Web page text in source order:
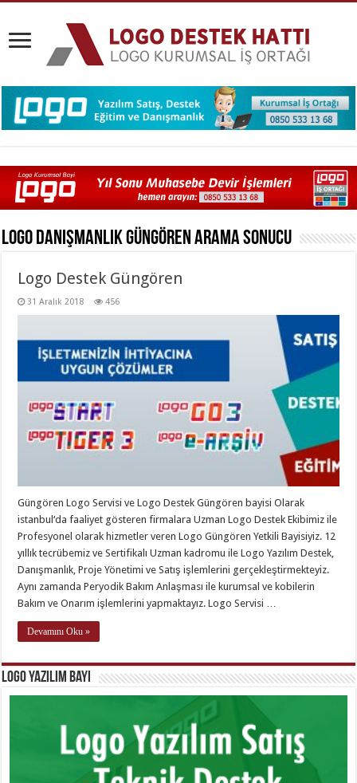
Logo Danışmanlık GüngörenArama Sonucu
Logo Destek Güngören
31 Aralık 2018 456
Güngören Logo Servisi ve Logo Destek Güngören bayisi Olarak
istanbul‘da faaliyet gösteren firmalara Uzman Logo Destek Ekibimiz ile
Profesyonel olarak hizmetler veren Logo Güngören Yetkili Bayisiyiz. 12
yıllık tecrübemiz ve Sertifikalı Uzman kadromu ile Logo Yazılım Destek,
Danışmanlık, Proje Yönetimi ve Satış işlemlerini gerçekleştirmekteyiz.
Aynı zamanda Peryodik Bakım Anlaşması ile kurumsal ve kobilerin
Bakım ve Onarım işlemlerini yapmaktayız. Logo Servisi …
Devamını Oku »
Logo Yazılım Bayi